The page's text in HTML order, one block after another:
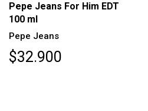
Pepe Jeans For Him EDT
100 ml
Pepe Jeans
$32.900